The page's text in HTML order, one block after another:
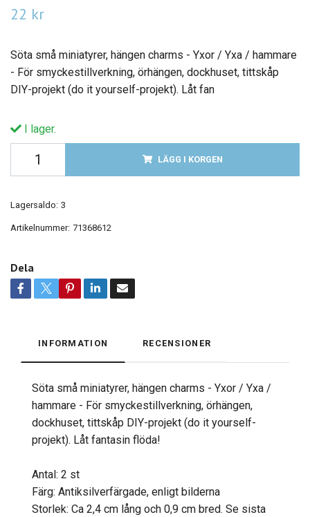
22 kr
Söta små miniatyrer, hängen charms - Yxor / Yxa / hammare
- För smyckestillverkning, örhängen, dockhuset, tittskåp
DIY-projekt (do it yourself-projekt). Låt fan
I lager.
LÄGG I KORGEN
Lagersaldo: 3
Artikelnummer: 71368612
Dela
INFORMATION RECENSIONER
Söta små miniatyrer, hängen charms - Yxor / Yxa /
hammare - För smyckestillverkning, örhängen,
dockhuset, tittskåp DIY-projekt (do it yourself-
projekt). Låt fantasin flöda!
Antal: 2 st
Färg: Antiksilverfärgade, enligt bilderna
Storlek: Ca 2,4 cm lång och 0,9 cm bred. Se sista